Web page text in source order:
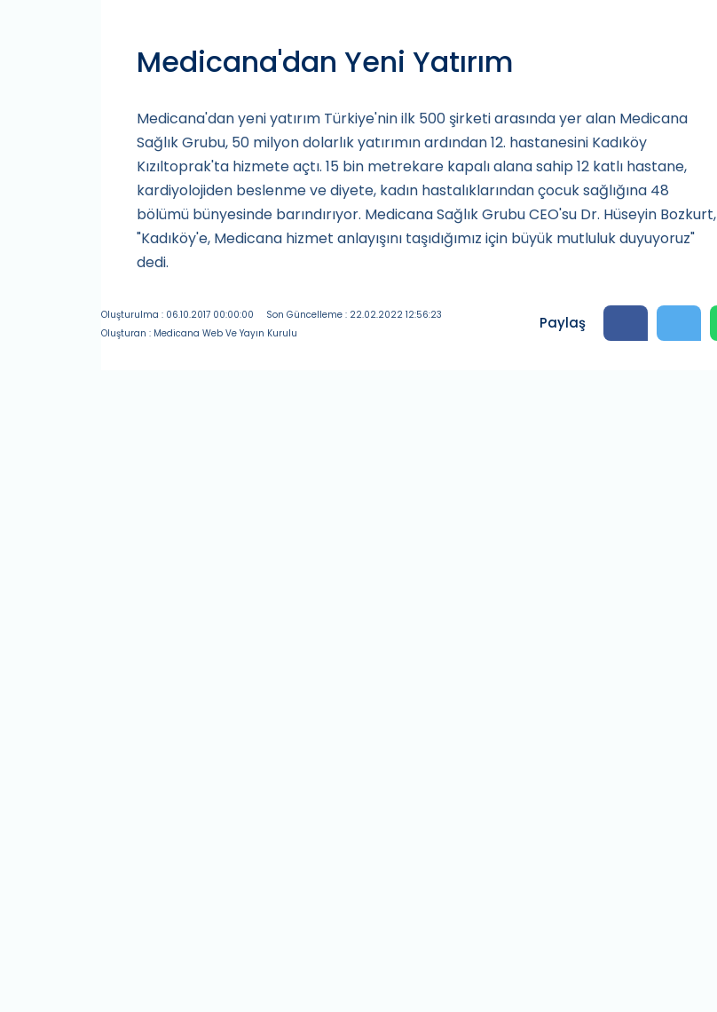
Medicana'dan Yeni Yatırım
Medicana'dan yeni yatırım Türkiye'nin ilk 500 şirketi arasında yer alan Medicana
Sağlık Grubu, 50 milyon dolarlık yatırımın ardından 12. hastanesini Kadıköy
Kızıltoprak'ta hizmete açtı. 15 bin metrekare kapalı alana sahip 12 katlı hastane,
kardiyolojiden beslenme ve diyete, kadın hastalıklarından çocuk sağlığına 48
bölümü bünyesinde barındırıyor. Medicana Sağlık Grubu CEO'su Dr. Hüseyin Bozkurt,
"Kadıköy'e, Medicana hizmet anlayışını taşıdığımız için büyük mutluluk duyuyoruz"
dedi.
Oluşturulma : 06.10.2017 00:00:00
Son Güncelleme : 22.02.2022 12:56:23
Oluşturan : Medicana Web Ve Yayın Kurulu
Paylaş